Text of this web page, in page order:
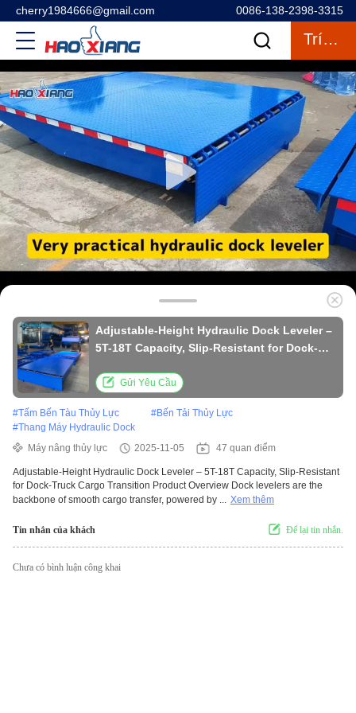
cherry1984666@gmail.com 0086-138-2398-3315
Trích Dẫn
Adjustable-Height Hydraulic Dock Leveler –
5T-18T Capacity, Slip-Resistant for Dock-
Gửi Yêu Cầu
#Tấm Bến Tàu Thủy Lực #Bến Tải Thủy Lực
#Thang Máy Hydraulic Dock
Máy nâng thủy lực
2025-11-05 47 quan điểm
Adjustable-Height Hydraulic Dock Leveler – 5T-18T Capacity, Slip-Resistant
for Dock-Truck Cargo Transition Product Overview Dock levelers are the
backbone of smooth cargo transfer, powered by ... Xem thêm
Tin nhắn của khách Để lại tin nhắn.
Chưa có bình luận công khai